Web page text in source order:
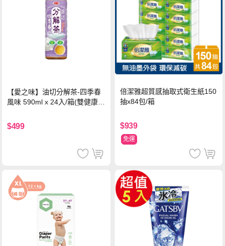
【愛之味】油切分解茶-四季春
風味 590ml x 24入/箱(雙健康認
$499
倍潔雅超質感抽取式衛生紙150
抽x84包/箱
$939
免運